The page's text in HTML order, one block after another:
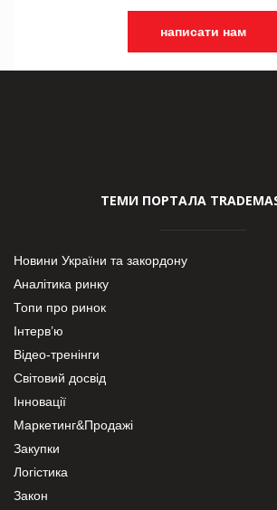
написати нам
ТЕМИ ПОРТАЛА
Новини України та закордону
Аналітика ринку
Топи про ринок
Інтерв’ю
Відео-тренінги
Світовий досвід
Інновації
Маркетинг&Продажі
Закупки
Логістика
Закон